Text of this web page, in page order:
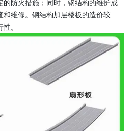
的防火措施；同时，钢结构的维护成
和维修。钢结构加层楼板的造价较
。